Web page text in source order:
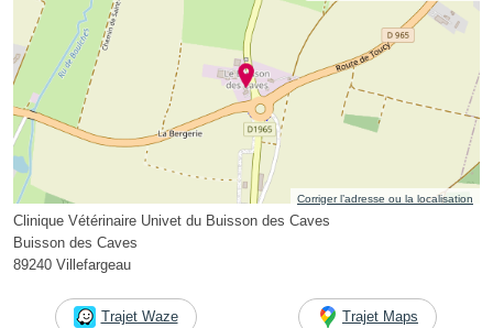
Corriger l’adresse ou la localisation
Clinique Vétérinaire Univet du Buisson des Caves
Buisson des Caves
89240 Villefargeau
Trajet Waze Trajet Maps